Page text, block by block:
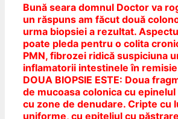
Bună seara domnul Doctor va
un răspuns am făcut două
urma biopsiei a rezultat.
poate pleda pentru o colita
PMN, fibrozei ridică suspiciuna
inflamatorii intestinele în remisie.
DOUA BIOPSIE ESTE: Doua
de mucoasa colonica cu
cu zone de denudare. Cripte cu
uniforme, cu epiteliul cu